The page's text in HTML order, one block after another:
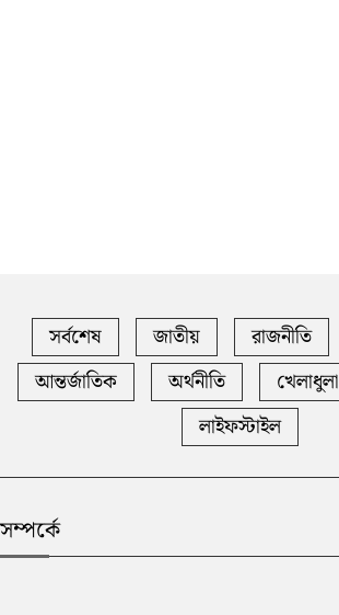
সর্বশেষ জাতীয় রাজনীতি
আন্তর্জাতিক
অর্থনীতি খেলাধুলা
লাইফস্টাইল
সম্পর্কে